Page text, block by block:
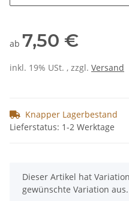
ab 7,50 €
inkl. 19% USt. , zzgl. Versand
Knapper Lagerbestand
Lieferstatus: 1-2 Werktage
x
Dieser Artikel hat
gewünschte Variation aus.